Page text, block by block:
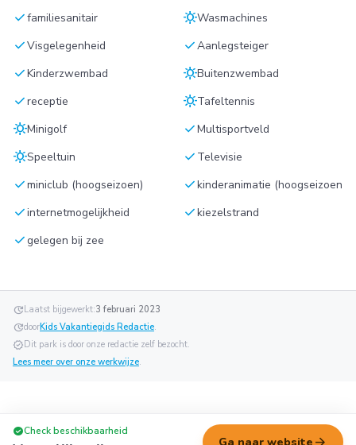
checkfamiliesanitair sunnyWasmachines
checkVisgelegenheid checkAanlegsteiger
checkKinderzwembad sunnyBuitenzwembad
checkreceptie sunnyTafeltennis
sunnyMinigolf checkMultisportveld
sunnySpeeltuin check Televisie
checkminiclub (hoogseizoen) checkkinderanimatie (hoogseizoen
checkinternetmogelijkheid checkkiezelstrand
checkgelegen bij zee
update Laatst bijgewerkt:3 februari 2023
updatedoorKids Vakantiegids Redactie.
verified Dit park is door onze redactie zelf bezocht.
Lees meer over onze werkwijze.
check_circleCheck beschikbaarheid